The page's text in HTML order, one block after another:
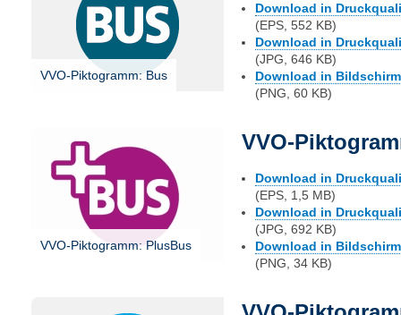
VVO-Piktogramm: Bus
Download in
(EPS, 552 KB)
Download in
(JPG, 646 KB)
Download in
(PNG, 60 KB)
VVO-Piktogramm: PlusBus
VVO-
Download in
(EPS, 1,5 MB)
Download in
(JPG, 692 KB)
Download in
(PNG, 34 KB)